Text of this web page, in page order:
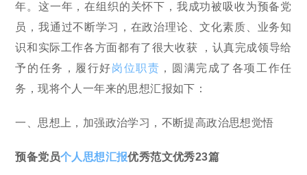
年。这一年，在组织的关怀下，我成功被吸收为预备党
员，我通过不断学习，在政治理论、文化素质、业务知
识和实际工作各方面都有了很大收获 ，认真完成领导给
予的任务，履行好岗位职责 ，圆满完成了各项工作任
务，现将个人一年来的思想汇报如下：
一、思想上，加强政治学习，不断提高政治思想觉悟
预备党员个人思想汇报优秀范文优秀23篇